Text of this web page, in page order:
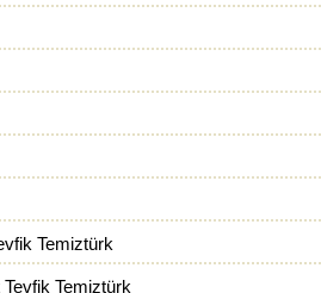
Temiztürk
Tevfik Temiztürk